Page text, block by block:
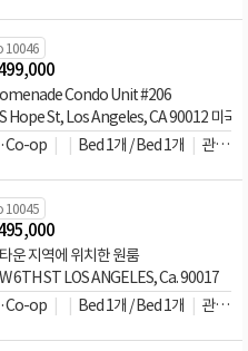
10046
Condo Unit #206
Hope St, Los Angeles, CA 90012 미국
op
Bed 1개 / Bed 1개 관리비문의
10045
운 지역에 위치한 원룸
6TH ST LOS ANGELES, Ca. 90017
op
Bed 1개 / Bed 1개 관리비문의